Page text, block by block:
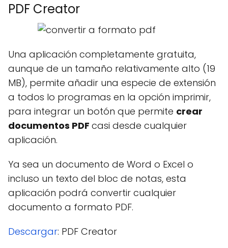
PDF Creator
Una aplicación completamente gratuita,
aunque de un tamaño relativamente alto (19
MB), permite añadir una especie de extensión
a todos lo programas en la opción imprimir,
para integrar un botón que permite crear
documentos PDF casi desde cualquier
aplicación.
Ya sea un documento de Word o Excel o
incluso un texto del bloc de notas, esta
aplicación podrá convertir cualquier
documento a formato PDF.
Descargar: PDF Creator